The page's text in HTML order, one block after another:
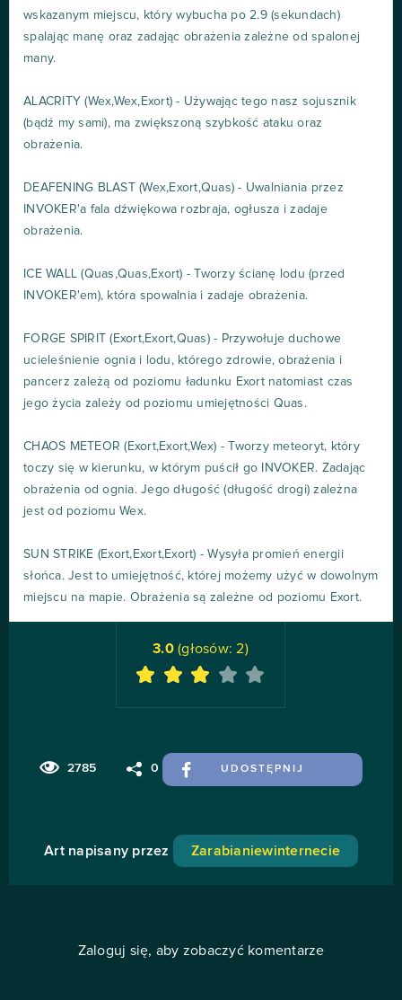
wskazanym miejscu, który wybucha po 2.9 (sekundach)
spalając manę oraz zadając obrażenia zależne od spalonej
many.
ALACRITY (Wex,Wex,Exort) - Używając tego nasz sojusznik
(bądź my sami), ma zwiększoną szybkość ataku oraz
obrażenia.
DEAFENING BLAST (Wex,Exort,Quas) - Uwalniania przez
INVOKER'a fala dźwiękowa rozbraja, ogłusza i zadaje
obrażenia.
ICE WALL (Quas,Quas,Exort) - Tworzy ścianę lodu (przed
INVOKER'em), która spowalnia i zadaje obrażenia.
FORGE SPIRIT (Exort,Exort,Quas) - Przywołuje duchowe
ucieleśnienie ognia i lodu, którego zdrowie, obrażenia i
pancerz zależą od poziomu ładunku Exort natomiast czas
jego życia zależy od poziomu umiejętności Quas.
CHAOS METEOR (Exort,Exort,Wex) - Tworzy meteoryt, który
toczy się w kierunku, w którym puścił go INVOKER. Zadając
obrażenia od ognia. Jego długość (długość drogi) zależna
jest od poziomu Wex.
SUN STRIKE (Exort,Exort,Exort) - Wysyła promień energii
słońca. Jest to umiejętność, której możemy użyć w dowolnym
miejscu na mapie. Obrażenia są zależne od poziomu Exort.
2785 0 UDOSTĘPNIJ
3.0(głosów:2)
Art napisany przez Zarabianiewinternecie
Zaloguj się, aby zobaczyć komentarze